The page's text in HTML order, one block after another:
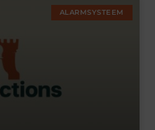
ALARMSYSTEEM